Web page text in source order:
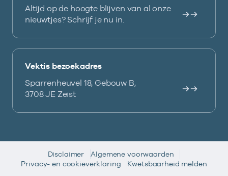
Altijd op de hoogte blijven van al onze
nieuwtjes? Schrijf je nu in.
Vektis bezoekadres
Sparrenheuvel 18, Gebouw B,
3708 JE Zeist
Disclaimer
Algemene voorwaarden
Privacy- en cookieverklaring
Kwetsbaarheid melden